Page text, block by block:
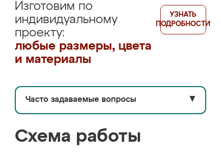
Изготовим по
индивидуальному
проекту:
любые размеры, цвета
и материалы
УЗНАТЬ
ПОДРОБНОСТИ
Часто задаваемые вопросы ▼
Схема работы